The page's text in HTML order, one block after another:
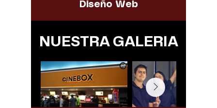
Diseño Web
NUESTRA GALERIA